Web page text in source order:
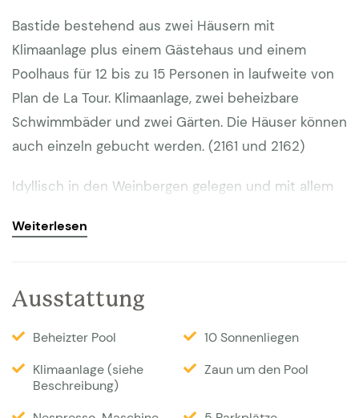
Bastide bestehend aus zwei Häusern mit
Klimaanlage plus einem Gästehaus und einem
Poolhaus für 12 bis zu 15 Personen in laufweite von
Plan de La Tour. Klimaanlage, zwei beheizbare
Schwimmbäder und zwei Gärten. Die Häuser können
auch einzeln gebucht werden. (2161 und 2162)
Idyllisch in den Weinbergen gelegen und mit allem
Urlaub.Nur wenige Minuten von St. Tropez,
de La Tour. Es gibt zahlreiche Strände, die alle leicht
zu erreichen sind. Der berühmte Club 55 am Strand
Privatstrände von La Nartelle und Saint Maxime in
Weiterlesen
Ausstattung
Beheizter Pool
10 Sonnenliegen
Klimaanlage (siehe
Beschreibung)
Zaun um den Pool